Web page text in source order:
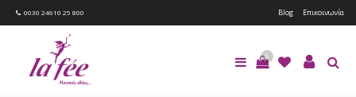
0030 24610 25 800 Blog Επικοινωνία
0